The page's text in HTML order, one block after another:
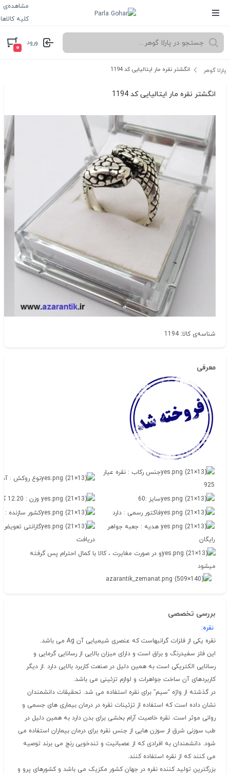
مشاهده‌ی
کلیه کالاها
ورود
۰
پارلا گوهر انگشتر نقره مار ایتالیایی کد 1194
انگشتر نقره مار ایتالیایی کد 1194
شناسه‌ی کالا: 1194
معرفی
جنس رکاب : نقره عیار
925
نوع روکش :
سایز :60
وزن : 12.20 گرم
فاکتور رسمی : دارد
کشور سازنده :
هدیه : جعبه جواهر
رایگان
دریافت
و در صورت مغایرت ، کالا با کمال احترام پس گرفته
میشود
بررسی تخصصی
نقره:
نقره یکی از فلزات گرانبهاست که عنصری شیمیایی آن Ag می باشد.
این فلز سفیدرنگ و براق است و دارای میزان بالایی از رسانایی گرمایی و
رسانایی الکتریکی است به همین دلیل در صنعت کاربرد بالایی دارد .از دیگر
کاربردهای آن ساخت جواهرات و لوازم تزئینی می باشد.
در گذشته از واژه “سیم” برای نقره استفاده می شد. تحقیقات دانشمندان
نشان داده است که استفاده از تزئینات نقره در درمان بیماری های جسمی و
روانی موثر است. نقره خاصیت آرام بخشی برای بدن دارد به همین دلیل در
طب سوزنی شرق از سوزن هایی از جنس نقره برای درمان بیماران استفاده می
شود. دانشمندان به افرادی که از عصبانیت و تندخویی رنج می برند توصیه
می کنند که از نقره استفاده کنند.
بزرگترین تولید کننده نقره در جهان کشور مکزیک می باشد و کشورهای پرو و